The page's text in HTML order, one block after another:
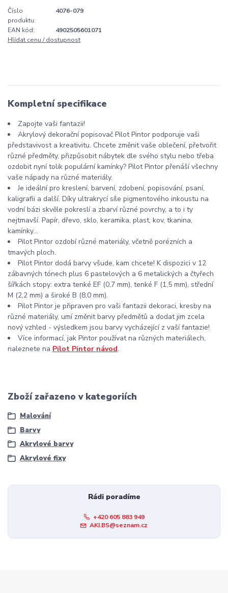
Číslo
produktu:
4076-079
EAN kód:
4902505601071
Hlídat cenu / dostupnost
Kompletní specifikace
Zapojte vaši fantazii!
Akrylový dekorační popisovač Pilot Pintor podporuje vaši
představivost a kreativitu. Chcete změnit vaše oblečení, přetvořit
různé předměty, přizpůsobit nábytek dle svého stylu nebo třeba
ozdobit nyní tolik populární kamínky? Pilot Pintor přenáší všechny
vaše nápady na různé materiály.
Je ideální pro kreslení, barvení, zdobení, popisování, psaní,
kaligrafii a další. Díky ultrakrycí síle pigmentového inkoustu na
vodní bázi skvěle pokreslí a zbarví různé povrchy, a to i ty
nejtmavší. Papír, dřevo, sklo, keramika, plast, kov, tkanina,
kamínky...
Pilot Pintor ozdobí různé materiály, včetně porézních a
tmavých ploch.
Pilot Pintor dodá barvy všude, kam chcete! K dispozici v 12
zábavných tónech plus 6 pastelových a 6 metalických a čtyřech
šířkách stopy: extra tenké EF (0,7 mm), tenké F (1,5 mm), střední
M (2,2 mm) a široké B (8,0 mm).
Pilot Pintor je připraven pro vaši fantazii dekoraci, kresby na
různé materiály, umí změnit barvy předmětů a dodat jim zcela
nový vzhled - výsledkem jsou barvy vycházející z vaší fantazie!
Více informací, jak Pintor používat na různých materiálech,
naleznete na Pilot Pintor návod.
Zboží zařazeno v kategoriích
Malování
Barvy
Akrylové barvy
Akrylové fixy
Rádi poradíme
+420 605 883 949
AKI.BS@seznam.cz